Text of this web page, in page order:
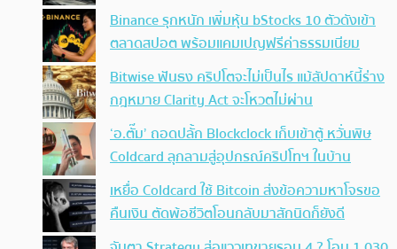
Binance รุกหนัก เพิ่มหุ้น bStocks 10 ตัวดังเข้า
ตลาดสปอต พร้อมแคมเปญฟรีค่าธรรมเนียม
Bitwise ฟันธง คริปโตจะไม่เป็นไร แม้สัปดาห์นี้ร่าง
กฎหมาย Clarity Act จะโหวตไม่ผ่าน
‘อ.ตั๊ม’ ถอดปลั้ก Blockclock เก็บเข้าตู้ หวั่นพิษ
Coldcard ลุกลามสู่อุปกรณ์คริปโทฯ ในบ้าน
เหยื่อ Coldcard ใช้ Bitcoin ส่งข้อความหาโจรขอ
คืนเงิน ตัดพ้อชีวิตโอนกลับมาสักนิดก็ยังดี